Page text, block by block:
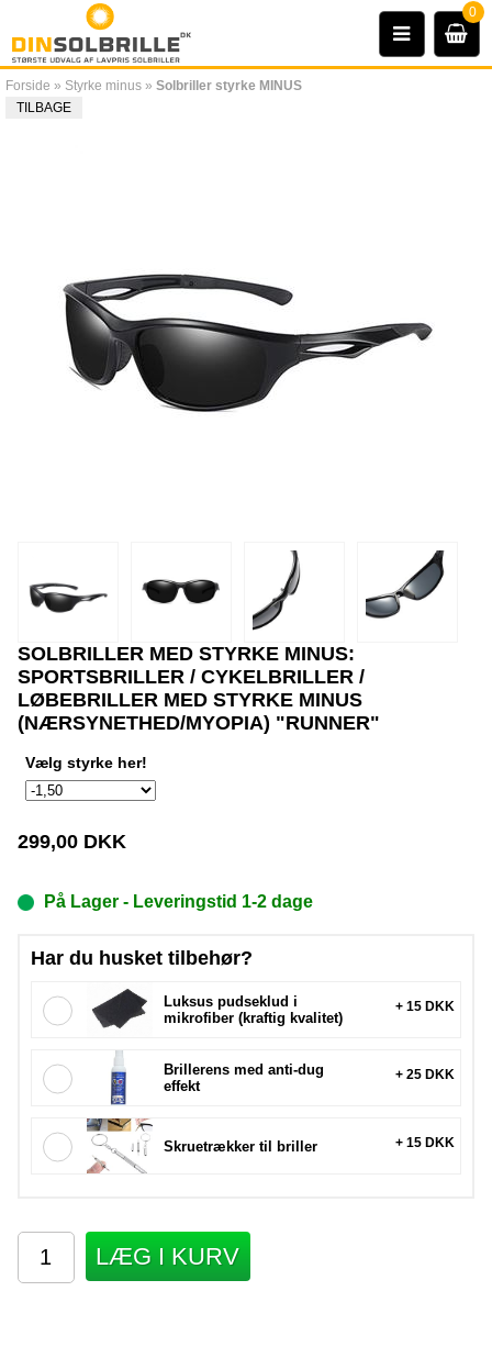
0
Forside » Styrke minus » Solbriller styrke MINUS
TILBAGE
SOLBRILLER MED STYRKE MINUS:
SPORTSBRILLER / CYKELBRILLER /
LØBEBRILLER MED STYRKE MINUS
(NÆRSYNETHED/MYOPIA) "RUNNER"
Vælg styrke her!
299,00DKK
På Lager - Leveringstid 1-2 dage
Har du husket tilbehør?
Luksus pudseklud i
mikrofiber (kraftig kvalitet)
+ 15 DKK
Brillerens med anti-dug
effekt
+ 25 DKK
Skruetrækker til briller + 15 DKK
LÆG I KURV